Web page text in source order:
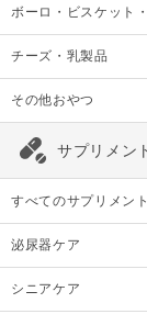
ボーロ・ビスケット
チーズ・乳製品
その他おやつ
サプリメン
すべてのサプリメント
泌尿器ケア
シニアケア